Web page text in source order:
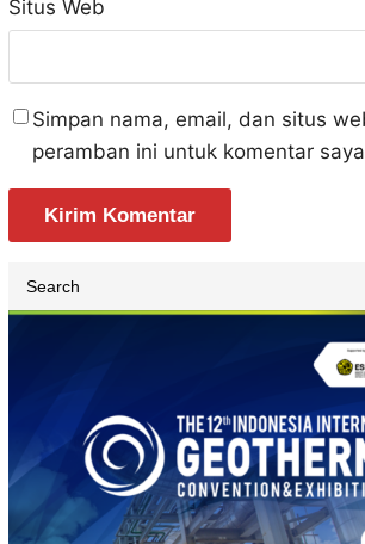
Situs Web
Simpan nama, email, dan situs
peramban ini untuk komentar
e